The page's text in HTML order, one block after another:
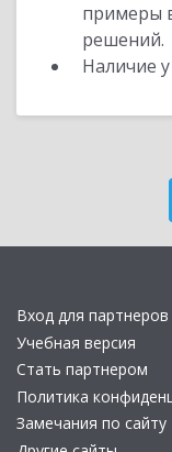
примеры
решений.
Наличие
Вход для
Учебная версия
Стать партнером
Политика
Замечания по сайту